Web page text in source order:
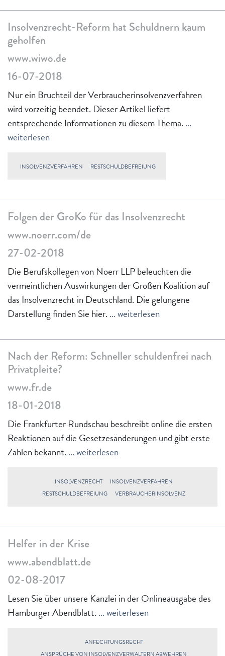
Insolvenzrecht-Reform hat Schuldnern kaum
geholfen
www.wiwo.de
16-07-2018
Nur ein Bruchteil der Verbraucherinsolvenzverfahren
wird vorzeitig beendet. Dieser Artikel liefert
entsprechende Informationen zu diesem Thema. ...
weiterlesen
INSOLVENZVERFAHREN RESTSCHULDBEFREIUNG
Folgen der GroKo für das Insolvenzrecht
www.noerr.com/de
27-02-2018
Die Berufskollegen von Noerr LLP beleuchten die
vermeintlichen Auswirkungen der Großen Koalition auf
das Insolvenzrecht in Deutschland. Die gelungene
Darstellung finden Sie hier. ... weiterlesen
Nach der Reform: Schneller schuldenfrei nach
Privatpleite?
www.fr.de
18-01-2018
Die Frankfurter Rundschau beschreibt online die ersten
Reaktionen auf die Gesetzesänderungen und gibt erste
Zahlen bekannt. ... weiterlesen
INSOLVENZRECHT
INSOLVENZVERFAHREN
RESTSCHULDBEFREIUNG
VERBRAUCHERINSOLVENZ
Helfer in der Krise
www.abendblatt.de
02-08-2017
Lesen Sie über unsere Kanzlei in der Onlineausgabe des
Hamburger Abendblatt. ... weiterlesen
ANFECHTUNGSRECHT
ANSPRÜCHE VON INSOLVENZVERWALTERN ABWEHREN